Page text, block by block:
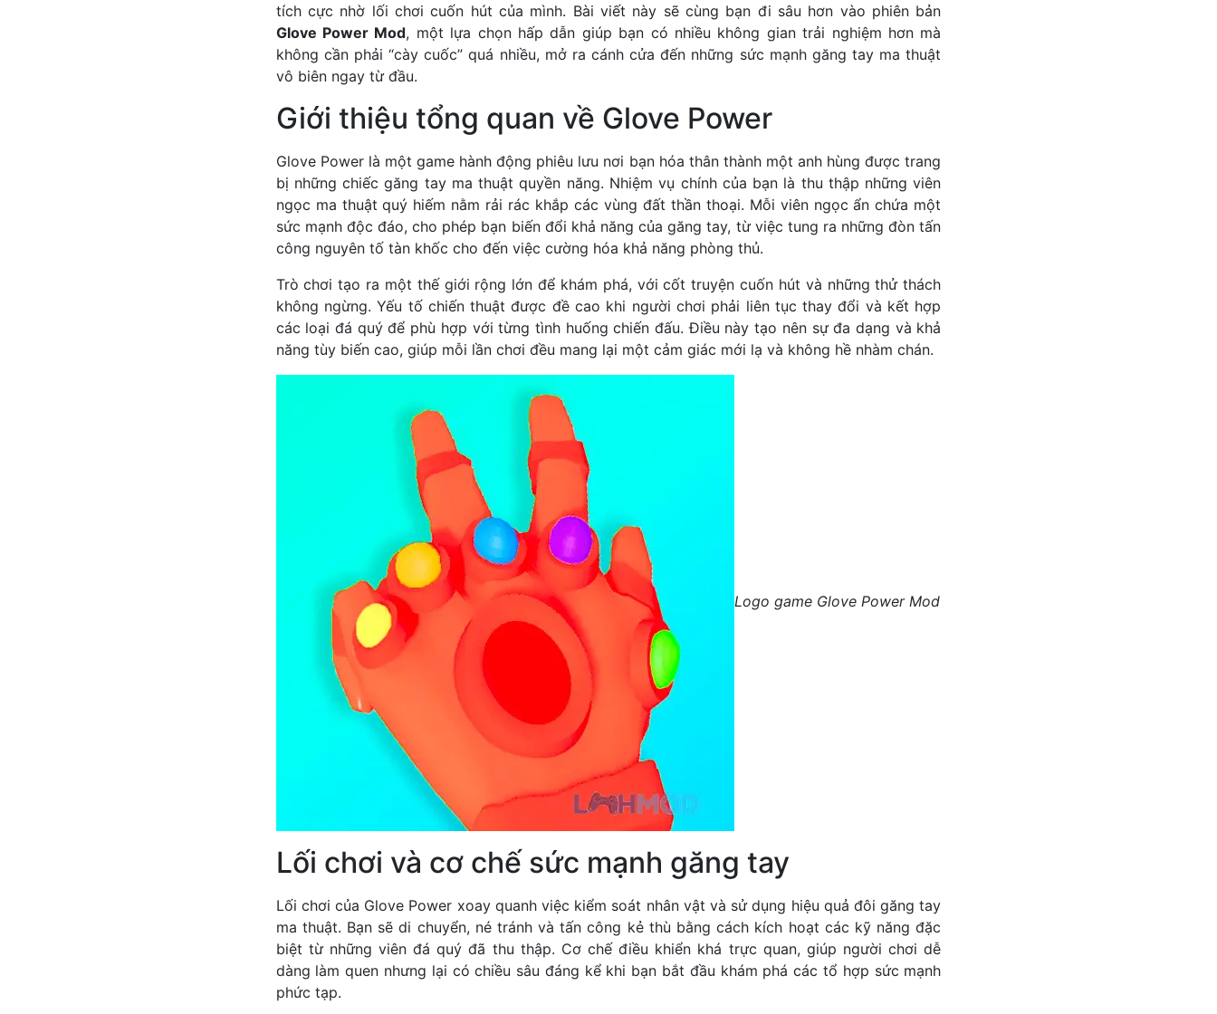
tích cực nhờ lối chơi cuốn hút của mình. Bài viết này sẽ cùng bạn đi sâu hơn vào phiên bản
Glove Power Mod, một lựa chọn hấp dẫn giúp bạn có nhiều không gian trải nghiệm hơn mà
không cần phải “cày cuốc” quá nhiều, mở ra cánh cửa đến những sức mạnh găng tay ma thuật
vô biên ngay từ đầu.
Giới thiệu tổng quan về Glove Power
Glove Power là một game hành động phiêu lưu nơi bạn hóa thân thành một anh hùng được trang
bị những chiếc găng tay ma thuật quyền năng. Nhiệm vụ chính của bạn là thu thập những viên
ngọc ma thuật quý hiếm nằm rải rác khắp các vùng đất thần thoại. Mỗi viên ngọc ẩn chứa một
sức mạnh độc đáo, cho phép bạn biến đổi khả năng của găng tay, từ việc tung ra những đòn tấn
công nguyên tố tàn khốc cho đến việc cường hóa khả năng phòng thủ.
Trò chơi tạo ra một thế giới rộng lớn để khám phá, với cốt truyện cuốn hút và những thử thách
không ngừng. Yếu tố chiến thuật được đề cao khi người chơi phải liên tục thay đổi và kết hợp
các loại đá quý để phù hợp với từng tình huống chiến đấu. Điều này tạo nên sự đa dạng và khả
năng tùy biến cao, giúp mỗi lần chơi đều mang lại một cảm giác mới lạ và không hề nhàm chán.
Logo game Glove Power Mod
Lối chơi và cơ chế sức mạnh găng tay
Lối chơi của Glove Power xoay quanh việc kiểm soát nhân vật và sử dụng hiệu quả đôi găng tay
ma thuật. Bạn sẽ di chuyển, né tránh và tấn công kẻ thù bằng cách kích hoạt các kỹ năng đặc
biệt từ những viên đá quý đã thu thập. Cơ chế điều khiển khá trực quan, giúp người chơi dễ
dàng làm quen nhưng lại có chiều sâu đáng kể khi bạn bắt đầu khám phá các tổ hợp sức mạnh
phức tạp.